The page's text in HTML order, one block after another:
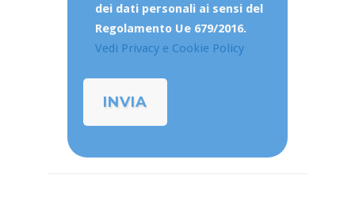
dei dati personali ai sensi del
Regolamento Ue 679/2016.
Vedi Privacy e Cookie Policy